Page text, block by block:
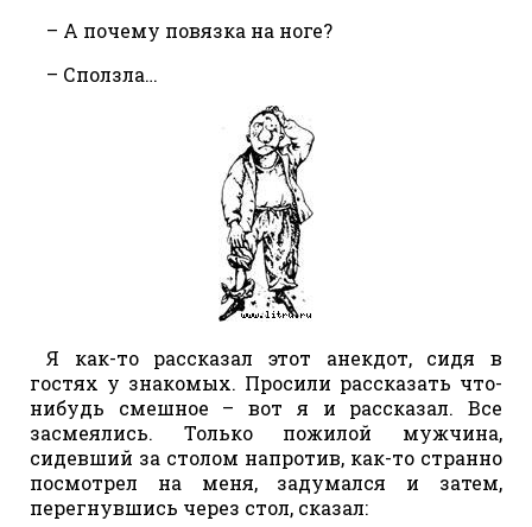
– А почему повязка на ноге?
– Сползла…
Я как-то рассказал этот анекдот, сидя в
гостях у знакомых. Просили рассказать что-
нибудь смешное – вот я и рассказал. Все
засмеялись. Только пожилой мужчина,
сидевший за столом напротив, как-то странно
посмотрел на меня, задумался и затем,
перегнувшись через стол, сказал: